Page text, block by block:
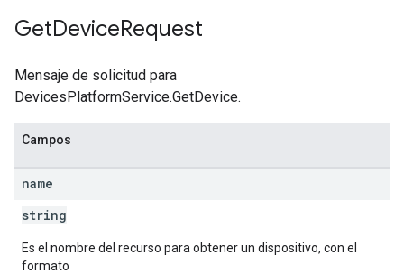
GetDeviceRequest
Mensaje de solicitud para
DevicesPlatformService.GetDevice.
Campos
name
string
Es el nombre del recurso para obtener un dispositivo, con el
formato